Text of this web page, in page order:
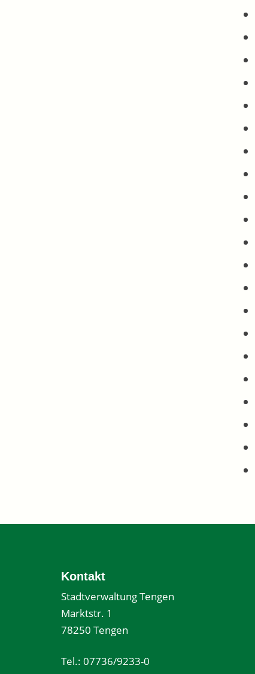
Kontakt
Stadtverwaltung Tengen
Marktstr. 1
78250 Tengen
Tel.: 07736/9233-0